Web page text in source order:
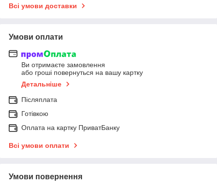
Всі умови доставки
Умови оплати
Ви отримаєте замовлення
або гроші повернуться на вашу картку
Детальніше
Післяплата
Готівкою
Оплата на картку ПриватБанку
Всі умови оплати
Умови повернення